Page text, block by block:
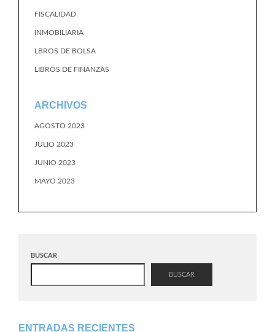
FISCALIDAD
INMOBILIARIA
LBROS DE BOLSA
LIBROS DE FINANZAS
ARCHIVOS
AGOSTO 2023
JULIO 2023
JUNIO 2023
MAYO 2023
BUSCAR
BUSCAR
ENTRADAS RECIENTES